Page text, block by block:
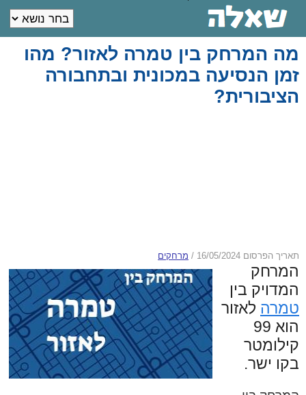
מה המרחק בין טמרה לאזור? מהו
זמן הנסיעה במכונית ובתחבורה
הציבורית?
תאריך הפרסום 16/05/2024 / מרחקים
המרחק
המדויק בין
טמרה לאזור
הוא 99
קילומטר
בקו ישר.